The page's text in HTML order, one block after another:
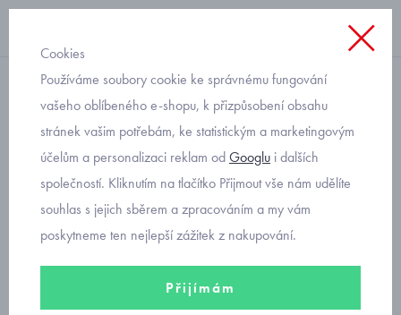
chlapecké
Primigi 8901022 kožené
kotníkové botičky
Cookies
Používáme soubory cookie ke správnému fungování
vašeho oblíbeného e-shopu, k přizpůsobení obsahu
stránek vašim potřebám, ke statistickým a marketingovým
účelům a personalizaci reklam odGooglu i dalších
společností. Kliknutím na tlačítko Přijmout vše nám udělíte
souhlas s jejich sběrem a zpracováním a my vám
poskytneme ten nejlepší zážitek z nakupování.
Přijímám